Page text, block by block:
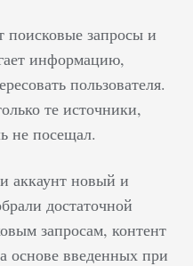
поисковые запросы и
информацию,
пользователя.
те источники,
не посещал.
аккаунт новый и
достаточной
запросам, контент
основе введенных при